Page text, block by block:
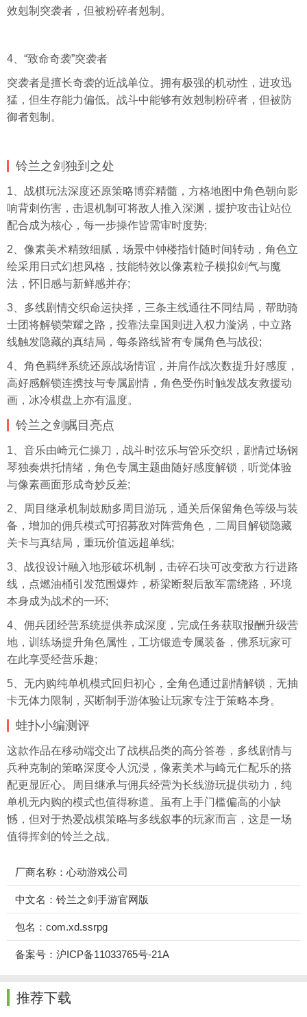
效剋制突袭者，但被粉碎者剋制。
4、“致命奇袭”突袭者
突袭者是擅长奇袭的近战单位。拥有极强的机动性，进攻迅
猛，但生存能力偏低。战斗中能够有效剋制粉碎者，但被防
御者剋制。
铃兰之剑独到之处
1、战棋玩法深度还原策略博弈精髓，方格地图中角色朝向影
响背刺伤害，击退机制可将敌人推入深渊，援护攻击让站位
配合成为核心，每一步操作皆需审时度势;
2、像素美术精致细腻，场景中钟楼指针随时间转动，角色立
绘采用日式幻想风格，技能特效以像素粒子模拟剑气与魔
法，怀旧感与新鲜感并存;
3、多线剧情交织命运抉择，三条主线通往不同结局，帮助骑
士团将解锁荣耀之路，投靠法皇国则进入权力漩涡，中立路
线触发隐藏的真结局，每条路线皆有专属角色与战役;
4、角色羁绊系统还原战场情谊，并肩作战次数提升好感度，
高好感解锁连携技与专属剧情，角色受伤时触发战友救援动
画，冰冷棋盘上亦有温度。
铃兰之剑瞩目亮点
1、音乐由崎元仁操刀，战斗时弦乐与管乐交织，剧情过场钢
琴独奏烘托情绪，角色专属主题曲随好感度解锁，听觉体验
与像素画面形成奇妙反差;
2、周目继承机制鼓励多周目游玩，通关后保留角色等级与装
备，增加的佣兵模式可招募敌对阵营角色，二周目解锁隐藏
关卡与真结局，重玩价值远超单线;
3、战役设计融入地形破坏机制，击碎石块可改变敌方行进路
线，点燃油桶引发范围爆炸，桥梁断裂后敌军需绕路，环境
本身成为战术的一环;
4、佣兵团经营系统提供养成深度，完成任务获取报酬升级营
地，训练场提升角色属性，工坊锻造专属装备，佛系玩家可
在此享受经营乐趣;
5、无内购纯单机模式回归初心，全角色通过剧情解锁，无抽
卡无体力限制，买断制手游体验让玩家专注于策略本身。
蛙扑小编测评
这款作品在移动端交出了战棋品类的高分答卷，多线剧情与
兵种克制的策略深度令人沉浸，像素美术与崎元仁配乐的搭
配更显匠心。周目继承与佣兵经营为长线游玩提供动力，纯
单机无内购的模式也值得称道。虽有上手门槛偏高的小缺
憾，但对于热爱战棋策略与多线叙事的玩家而言，这是一场
值得挥剑的铃兰之战。
厂商名称：心动游戏公司
中文名：铃兰之剑手游官网版
包名：com.xd.ssrpg
备案号：沪ICP备11033765号-21A
推荐下载